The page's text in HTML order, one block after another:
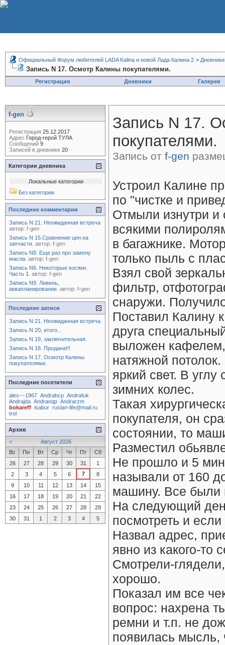
Официальный Форум любителей LADA Kalina и новой Лада Калина 2 > Дневники
Запись N 17. Осмотр Калины покупателями.
Регистрация Дневники Галерея
Запись N 17.
покупателями.
Запись от f-gen
Устроил Калине
по "чистке и
Отмыли изнутри и
всякими
в багажнике.
только пыль с
Взял свой
фильтр,
снаружи.
Поставил Калину
друга
выложен
натяжной
яркий свет. В
зимних колес.
Такая
покупателя, он
состоянии, то
Разместил
Не прошло и 5
называли от 160
машину. Все были
На следующий
посмотреть и если
Назвал адрес,
явно из какого-то
Смотрели-
хорошо.
Показал им все
вопрос: нахрена
ремни и т.п. не
появилась мысль,
f-gen
Регистрация 25.12.2017
Адрес Город-герой ТУЛА
Сообщений 9
Записей в дневнике 20
Категории дневника
Локальные категории
Без категории
Последние комментарии
Запись N 21. Неожиданная встреча
автор: f-gen
Запись N 15.Сравнение цен на
запчасти. автор: f-gen
Запись N8. Еще раз про замену
масла. автор: f-gen
Запись N6. Некоторые косяки.
Часть 1.
автор: f-gen
Запись N9. Ливень,
аквапланирование. автор: f-gen
Последние записи
Запись N 21. Неожиданная встреча
Запись N 20, итого...
Запись N 19, заключительная.
Запись N 18. Продана!!!
Запись N 17. Осмотр Калины
покупателями.
Последние посетители
alex---1967 Andrabcp Andrafuk
Andrajda Andranqp Andrarzm
bokareff isabur ruslan-life@mail.ru
trol
Архив
<
Август 2026
Вс
Пн Вт Ср Чт Пт
Сб
26
27 28 29 30 31
1
2
3 4 5 6 7
8
9
10 11 12 13 14
15
16
17 18 19 20 21
22
23
24 25 26 27 28
29
30
31 1 2 3 4 5